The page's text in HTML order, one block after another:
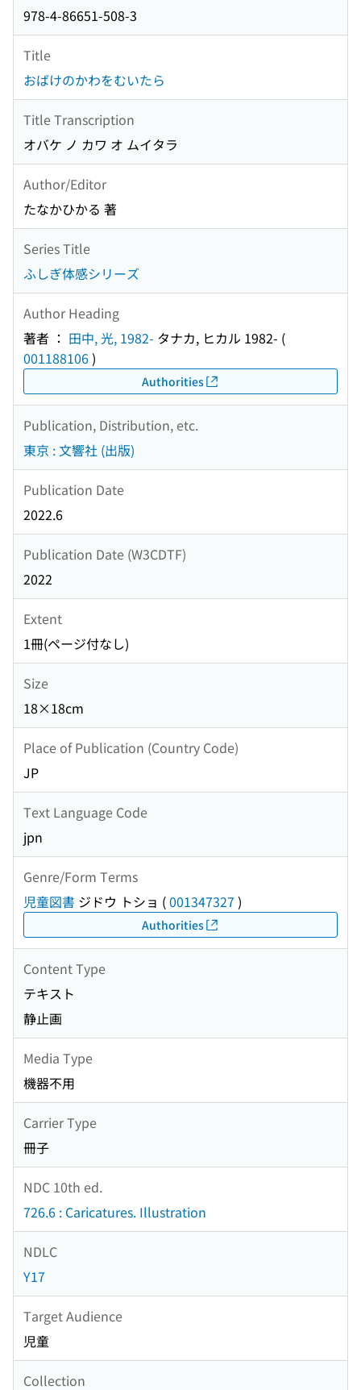
978-4-86651-508-3
Title
おばけのかわをむいたら
Title Transcription
オバケ ノ カワ オ ムイタラ
Author/Editor
たなかひかる 著
Series Title
ふしぎ体感シリーズ
Author Heading
著者 ： 田中, 光, 1982- タナカ, ヒカル 1982- (
001188106)
Authorities
Publication, Distribution, etc.
東京 : 文響社 (出版)
Publication Date
2022.6
Publication Date (W3CDTF)
2022
Extent
1冊(ページ付なし)
Size
18×18cm
Place of Publication (Country Code)
JP
Text Language Code
jpn
Genre/Form Terms
児童図書 ジドウ トショ (001347327 )
Authorities
Content Type
テキスト
静止画
Media Type
機器不用
Carrier Type
冊子
NDC 10th ed.
726.6 : Caricatures. Illustration
NDLC
Y17
Target Audience
児童
Collection